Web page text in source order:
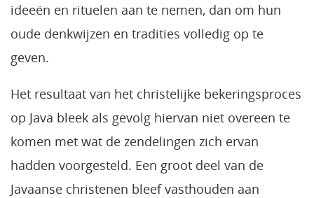
ideeën en rituelen aan te nemen, dan om hun
oude denkwijzen en tradities volledig op te
geven.
Het resultaat van het christelijke bekeringsproces
op Java bleek als gevolg hiervan niet overeen te
komen met wat de zendelingen zich ervan
hadden voorgesteld. Een groot deel van de
Javaanse christenen bleef vasthouden aan